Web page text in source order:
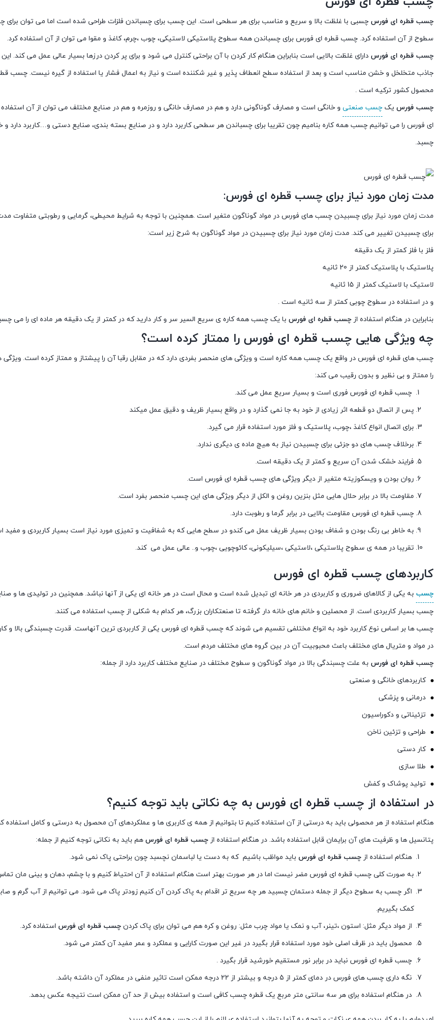
چسب قطره ای فورس چسبی با غلظت بالا و سریع و مناسب برای هر سطحی است. این چسب برای چسباندن فلزات طراحی شده است اما می توان برای
سطوح از آن استفاده کرد. چسب قطره ای فورس برای چسباندن همه سطوح پلاستیکی لاستیکی، چوب ،چرم، کاغذ و مقوا می توان از آن استفاده کرد.
چسب قطره ای فورس دارای غلظت بالایی است بنابراین هنگام کار کردن با آن براحتی کنترل می شود و برای پر کردن درزها بسیار عالی عمل می کند.
جاذب متخلخل و خشن مناسب است و بعد از استفاده سطح انعطاف پذیر و غیر شکننده است و نیاز به اعمال فشار یا استفاده از گیره نیست. چسب
محصول کشور ترکیه است .
چسب فورس یک چسب صنعتی و خانگی است و مصارف گوناگونی دارد و هم در مصارف خانگی و روزمره و هم در صنایع مختلف می توان از آن
ای فورس را می توانیم چسب همه کاره بنامیم چون تقریبا برای چسباندن هر سطحی کاربرد دارد و در صنایع بسته بندی، صنایع دستی و…کاربرد دارد
چسبد.
مدت زمان مورد نیاز برای چسب قطره ای فورس:
مدت زمان مورد نیاز برای چسبیدن چسب های فورس در مواد گوناگون متغیر است .همچنین با توجه به شرایط محیطی، گرمایی و رطوبتی متفاوت مدت
برای چسبیدن تغییر می کند. مدت زمان مورد نیاز برای چسبیدن در مواد گوناگون به شرح زیر است:
فلز با فلز کمتر از یک دقیقه
پلاستیک با پلاستیک کمتر از 20 ثانیه
لاستیک با لاستیک کمتر از 15 ثانیه
و در استفاده در سطوح چوبی کمتر از سه ثانیه است .
بنابراین در هنگام استفاده از چسب قطره ای فورس با یک چسب همه کاره ی سریع السیر سر و کار دارید که در کمتر از یک دقیقه هر ماده ای را می
چه ویژگی هایی چسب قطره ای فورس را ممتاز کرده است؟
چسب های قطره ای فورس در واقع یک چسب همه کاره است و ویژگی های منحصر بفردی دارد که در مقابل رقبا آن را پیشتاز و ممتاز کرده است.
را ممتاز و بی نظیر و بدون رقیب می کند:
چسب قطره ای فورس فوری است و بسیار سریع عمل می کند.
پس از اتصال دو قطعه اثر زیادی از خود به جا نمی گذارد و در واقع بسیار ظریف و دقیق عمل میکند
برای اتصال انواع کاغذ ،چوب، پلاستیک و فلز مورد استفاده قرار می گیرد.
برخلاف چسب های دو جزئی برای چسبیدن نیاز به هیچ ماده ی دیگری ندارد.
فرایند خشک شدن آن سریع و کمتر از یک دقیقه است.
روان بودن و ویسکوزیته متغیر از دیگر ویژگی های چسب قطره ای فورس است.
مقاومت بالا در برابر حلال هایی مثل بنزین روغن و الکل از دیگر ویژگی های این چسب منحصر بفرد است.
چسب قطره ای فورس مقاومت بالایی در برابر گرما و رطوبت دارد.
به خاطر بی رنگ بودن و شفاف بودن بسیار ظریف عمل می کندو در سطح هایی که به شفافیت و تمیزی مورد نیاز است بسیار کاربردی و مفید
تقریبا در همه ی سطوح پلاستیکی ،لاستیکی ،سیلیکونی، کائوچویی ،چوب و.. عالی عمل می کند.
کاربردهای چسب قطره ای فورس
چسب به یکی از کالاهای ضروری و کاربردی در هر خانه ای تبدیل شده است و محال است در هر خانه ای یکی از آنها نباشد. همچنین در تولیدی ها و
چسب بسیار کاربردی است. از محصلین و خانم های خانه دار گرفته تا صنعتکاران بزرگ، هر کدام به شکلی از چسب استفاده می کنند.
چسب ها بر اساس نوع کاربرد خود به انواع مختلفی تقسیم می شوند که چسب قطره ای فورس یکی از کاربردی ترین آنهاست. قدرت چسبندگی بالا و
در مواد و متریال های مختلف باعث محبوبیت آن در بین گروه های مختلف مردم است.
چسب قطره ای فورس به علت چسبندگی بالا در مواد گوناگون و سطوح مختلف در صنایع مختلف کاربرد دارد از جمله:
کاربردهای خانگی و صنعتی
درمانی و پزشکی
تزئیناتی و دکوراسیون
طراحی و تزئین ناخن
کار دستی
طلا سازی
تولید پوشاک و کفش
در استفاده از چسب قطره ای فورس به چه نکاتی باید توجه کنیم؟
هنگام استفاده از هر محصولی باید به درستی از آن استفاده کنیم تا بتوانیم از همه ی کاربری ها و عملکردهای آن محصول به درستی و کامل
پتانسیل ها و ظرفیت های آن برایمان قابل استفاده باشد. در هنگام استفاده از چسب قطره ای فورس هم باید به نکاتی توجه کنیم از جمله:
هنگام استفاده از چسب قطره ای فورس باید مواظب باشیم که به دست یا لباسمان نچسبد چون براحتی پاک نمی شود.
به صورت کلی چسب قطره ای فورس مضر نیست اما در هر صورت بهتر است هنگام استفاده از آن احتیاط کنیم و با چشم، دهان و بینی مان
اگر چسب به سطوح دیگر از جمله دستمان چسبید هر چه سریع تر اقدام به پاک کردن آن کنیم زودتر پاک می شود. می توانیم از آب گرم و
کمک بگیریم.
از مواد دیگر مثل: استون ،تینر، آب و نمک یا مواد چرب مثل: روغن و کره هم می توان برای پاک کردن چسب قطره ای فورس استفاده کرد.
محصول باید در ظرف اصلی خود مورد استفاده قرار بگیرد در غیر این صورت کارایی و عملکرد و عمر مفید آن کمتر می شود.
چسب قطره ای فورس نباید در برابر نور مستقیم خورشید قرار بگیرد .
نگه داری چسب های فورس در دمای کمتر از 5 درجه و بیشتر از 22 درجه ممکن است تاثیر منفی در عملکرد آن داشته باشد.
در هنگام استفاده برای هر سه سانتی متر مربع یک قطره چسب کافی است و استفاده بیش از حد آن ممکن است نتیجه عکس بدهد.